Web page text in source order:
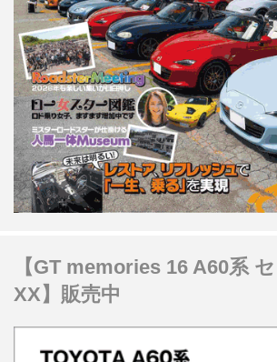
【GT memories 16 A60系
XX】販売中